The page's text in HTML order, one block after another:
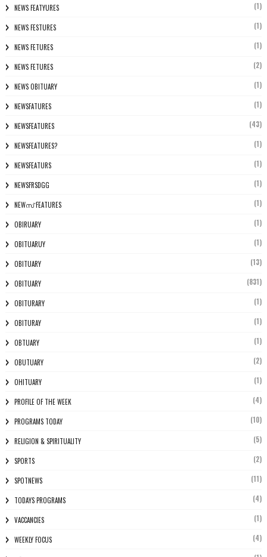
NEWS FEATYURES (1)
NEWS FESTURES (1)
NEWS FETURES (1)
NEWS FETURES (2)
NEWS OBITUARY (1)
NEWSFATURES (1)
NEWSFEATURES (43)
NEWSFEATURES? (1)
NEWSFEATURS (1)
NEWSFRSDGG (1)
NEWസ് FEATURES (1)
OBIRUARY (1)
OBITUARUY (1)
OBITUARY (13)
OBITUARY (831)
OBITURARY (1)
OBITURAY (1)
OBTUARY (1)
OBUTUARY (2)
OHITUARY (1)
PROFILE OF THE WEEK (4)
PROGRAMS TODAY (10)
RELIGION & SPIRITUALITY (5)
SPORTS (2)
SPOTNEWS (11)
TODAYS PROGRAMS (4)
VACCANCIES (1)
WEEKLY FOCUS (4)